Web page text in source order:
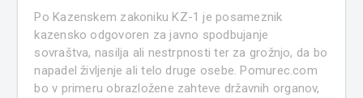
Po Kazenskem zakoniku KZ-1 je posameznik
kazensko odgovoren za javno spodbujanje
sovraštva, nasilja ali nestrpnosti ter za grožnjo, da bo
napadel življenje ali telo druge osebe. Pomurec.com
bo v primeru obrazložene zahteve državnih organov,